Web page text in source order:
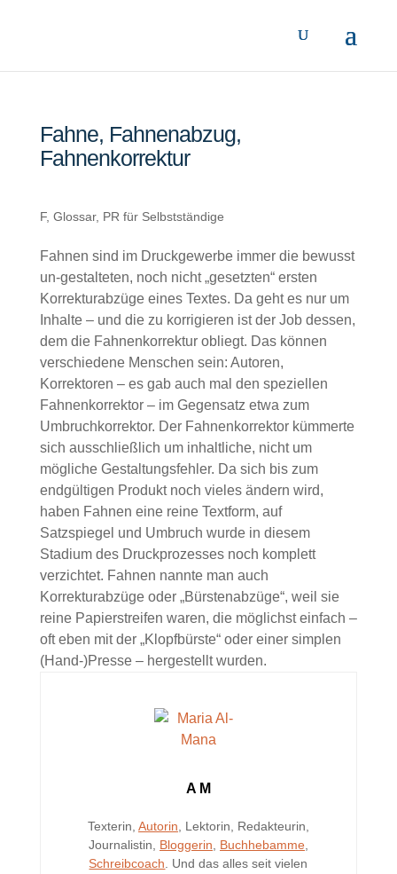
Fahne, Fahnenabzug,
Fahnenkorrektur
F, Glossar, PR für Selbstständige
Fahnen sind im Druckgewerbe immer die bewusst
un-gestalteten, noch nicht „gesetzten“ ersten
Korrekturabzüge eines Textes. Da geht es nur um
Inhalte – und die zu korrigieren ist der Job dessen,
dem die Fahnenkorrektur obliegt. Das können
verschiedene Menschen sein: Autoren,
Korrektoren – es gab auch mal den speziellen
Fahnenkorrektor – im Gegensatz etwa zum
Umbruchkorrektor. Der Fahnenkorrektor kümmerte
sich ausschließlich um inhaltliche, nicht um
mögliche Gestaltungsfehler. Da sich bis zum
endgültigen Produkt noch vieles ändern wird,
haben Fahnen eine reine Textform, auf
Satzspiegel und Umbruch wurde in diesem
Stadium des Druckprozesses noch komplett
verzichtet. Fahnen nannte man auch
Korrekturabzüge oder „Bürstenabzüge“, weil sie
reine Papierstreifen waren, die möglichst einfach –
oft eben mit der „Klopfbürste“ oder einer simplen
(Hand-)Presse – hergestellt wurden.
A M
Texterin, Autorin , Lektorin, Redakteurin,
Journalistin, Bloggerin Buchhebamme,
Schreibcoach . Und das alles seit vielen